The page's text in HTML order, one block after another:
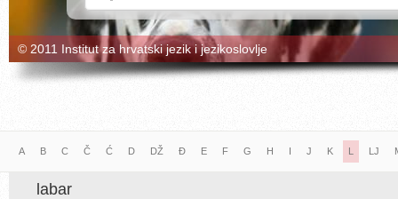
© 2011 Institut za hrvatski jezik i jezikoslovlje
A B C Č Ć D DŽ Đ E F G H I J K L LJ
labar